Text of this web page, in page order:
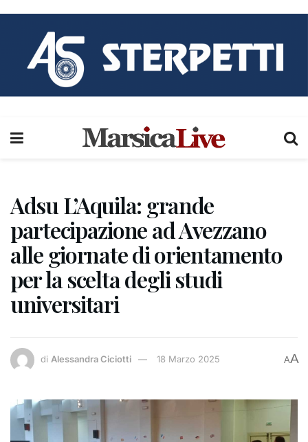
Adsu L’Aquila: grande
partecipazione ad Avezzano
alle giornate di orientamento
per la scelta degli studi
universitari
di Alessandra Ciciotti 18 Marzo 2025 AA